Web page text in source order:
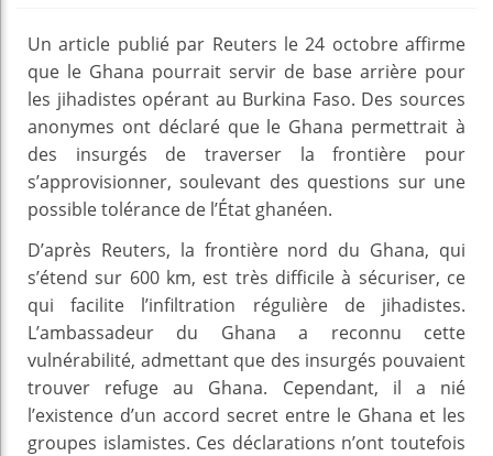
Un article publié par Reuters le 24 octobre affirme
que le Ghana pourrait servir de base arrière pour
les jihadistes opérant au Burkina Faso. Des sources
anonymes ont déclaré que le Ghana permettrait à
des insurgés de traverser la frontière pour
s’approvisionner, soulevant des questions sur une
possible tolérance de l’État ghanéen.
D’après Reuters, la frontière nord du Ghana, qui
s’étend sur 600 km, est très difficile à sécuriser, ce
qui facilite l’infiltration régulière de jihadistes.
L’ambassadeur du Ghana a reconnu cette
vulnérabilité, admettant que des insurgés pouvaient
trouver refuge au Ghana. Cependant, il a nié
l’existence d’un accord secret entre le Ghana et les
groupes islamistes. Ces déclarations n’ont toutefois